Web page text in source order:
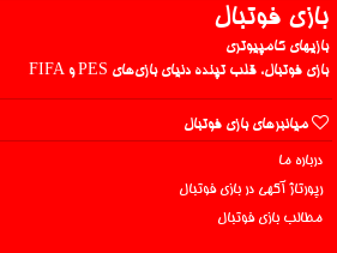
بازی فوتبال
بازیهای کامپیوتری
بازی فوتبال، قلب تپنده دنیای بازی‌های PES و FIFA
میانبرهای بازی فوتبال
درباره ما
رپورتاژ آگهی در بازی فوتبال
مطالب بازی فوتبال